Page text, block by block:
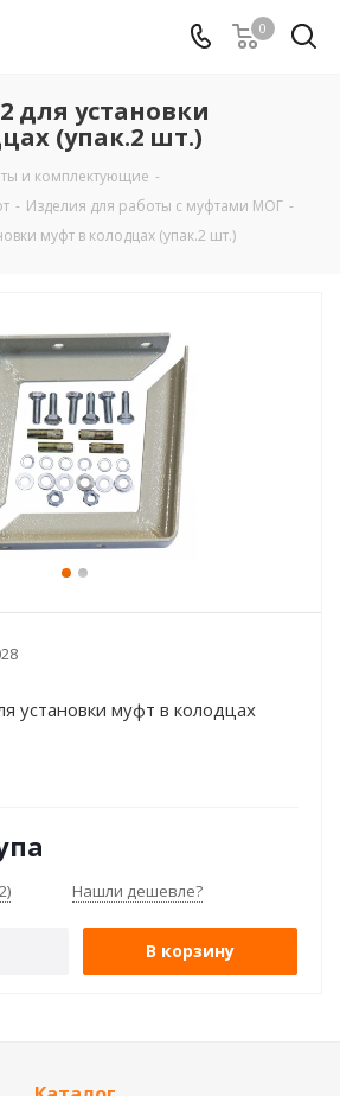
0
для установки
(упак.2 шт.)
и комплектующие -
- Изделия для работы с муфтами МОГ -
муфт в колодцах (упак.2 шт.)
установки муфт в колодцах
Нашли дешевле?
В корзину